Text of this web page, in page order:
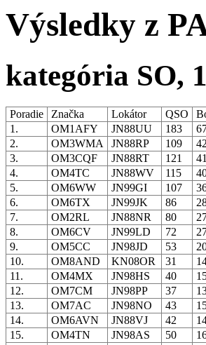
Výsledky z
kategória SO,
Poradie Značka Lokátor QSO
1.
OM1AFY JN88UU 183
2.
OM3WMA JN88RP 109
3.
OM3CQF JN88RT 121
4.
OM4TC JN88WV 115
5.
OM6WW JN99GI 107
6.
OM6TX JN99JK 86
7.
OM2RL JN88NR 80
8.
OM6CV JN99LD 72
9.
OM5CC JN98JD 53
10.
OM8AND KN08OR 31
11.
OM4MX JN98HS 40
12.
OM7CM JN98PP 37
13.
OM7AC JN98NO 43
14.
OM6AVN JN88VJ 42
15.
OM4TN JN98AS 50